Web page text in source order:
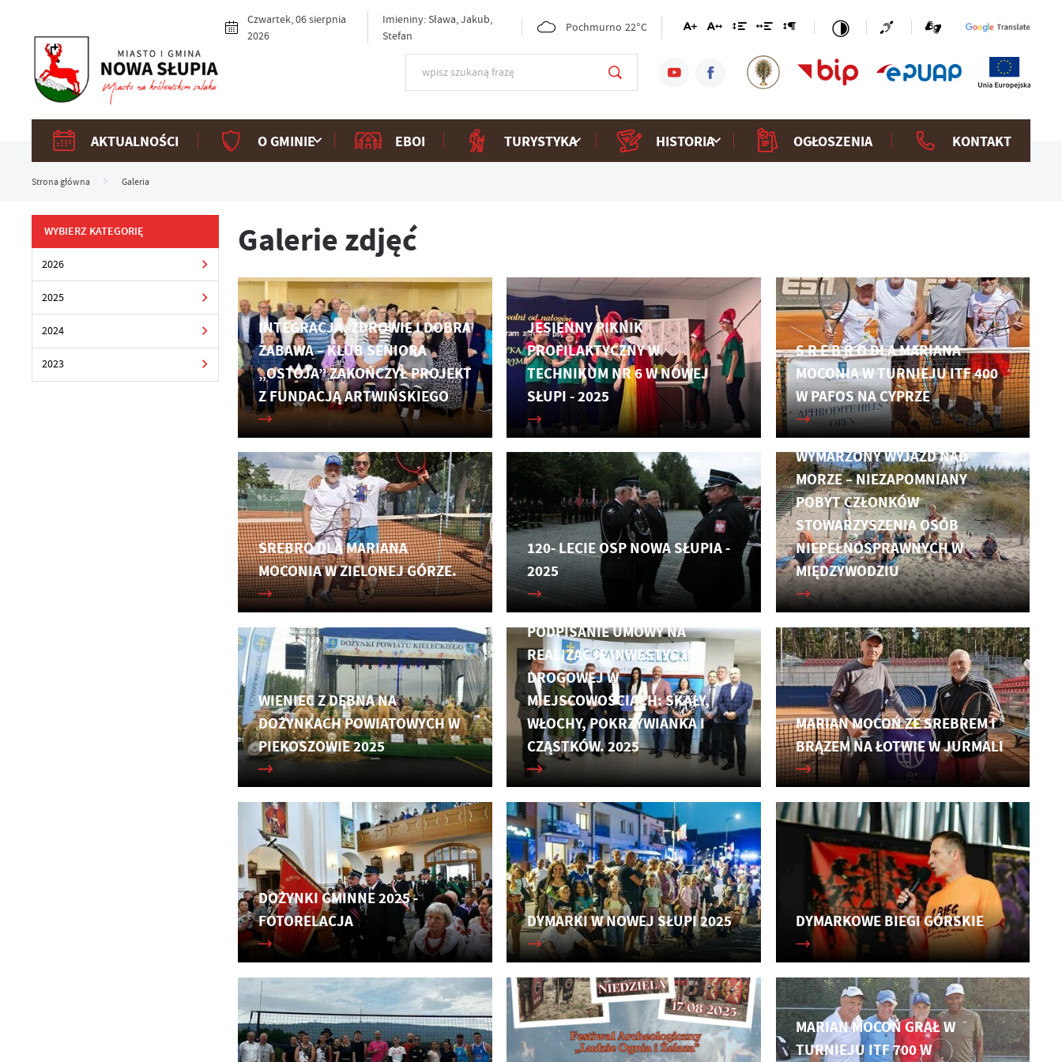
Czwartek, 06 sierpnia
2026
Imieniny: Sława, Jakub,
Stefan
Pochmurno 22°C
AKTUALNOŚCI O GMINIE EBOI TURYSTYKA HISTORIA OGŁOSZENIA KONTAKT
Strona główna Galeria
WYBIERZ KATEGORIĘ
2026
2025
2024
2023
Galerie zdjęć
INTEGRACJA, ZDROWIE I DOBRA
ZABAWA – KLUB SENIORA
„OSTOJA” ZAKOŃCZYŁ PROJEKT
Z FUNDACJĄ ARTWIŃSKIEGO
JESIENNY PIKNIK
PROFILAKTYCZNY W
TECHNIKUM NR 6 W NOWEJ
SŁUPI - 2025
S R E B R O DLA MARIANA
MOCONIA W TURNIEJU ITF 400
W PAFOS NA CYPRZE
SREBRO DLA MARIANA
MOCONIA W ZIELONEJ GÓRZE.
120- LECIE OSP NOWA SŁUPIA -
2025
WYMARZONY WYJAZD NAD
MORZE – NIEZAPOMNIANY
POBYT CZŁONKÓW
STOWARZYSZENIA OSÓB
NIEPEŁNOSPRAWNYCH W
MIĘDZYWODZIU
WIENIEC Z DĘBNA NA
DOŻYNKACH POWIATOWYCH W
PIEKOSZOWIE 2025
PODPISANIE UMOWY NA
REALIZACJĘ INWESTYCJI
DROGOWEJ W
MIEJSCOWOŚCIACH: SKAŁY,
WŁOCHY, POKRZYWIANKA I
CZĄSTKÓW. 2025
MARIAN MOCOŃ ZE SREBREM I
BRĄZEM NA ŁOTWIE W JURMALI
DOŻYNKI GMINNE 2025 -
FOTORELACJA
DYMARKI W NOWEJ SŁUPI 2025 DYMARKOWE BIEGI GÓRSKIE
MARIAN MOCOŃ GRAŁ W
TURNIEJU ITF 700 W
Ustawienia
Szanujemy Twoją prywatność. Możesz zmienić ustawienia cookies lub zaakceptować je
wszystkie. W dowolnym momencie możesz dokonać zmiany swoich ustawień.